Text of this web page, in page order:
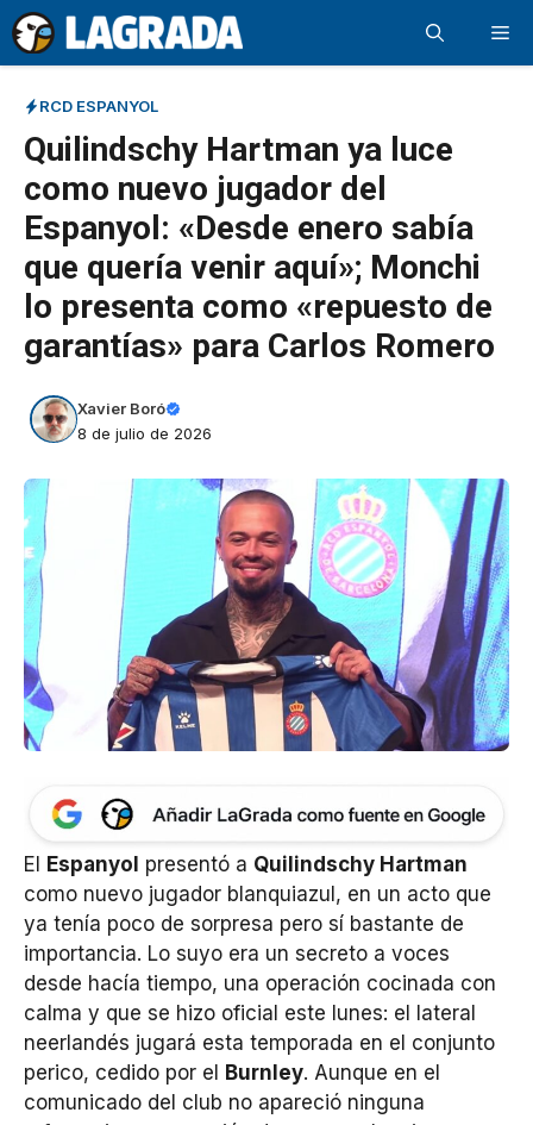
Saltar
al
contenido
RCD ESPANYOL
Quilindschy Hartman ya luce
como nuevo jugador del
Espanyol: «Desde enero sabía
que quería venir aquí»; Monchi
lo presenta como «repuesto de
garantías» para Carlos Romero
Xavier Boró
8 de julio de 2026
El Espanyol presentó a Quilindschy Hartman
como nuevo jugador blanquiazul, en un acto que
ya tenía poco de sorpresa pero sí bastante de
importancia. Lo suyo era un secreto a voces
desde hacía tiempo, una operación cocinada con
calma y que se hizo oficial este lunes: el lateral
neerlandés jugará esta temporada en el conjunto
perico, cedido por el
Burnley. Aunque en el
comunicado del club no apareció ninguna